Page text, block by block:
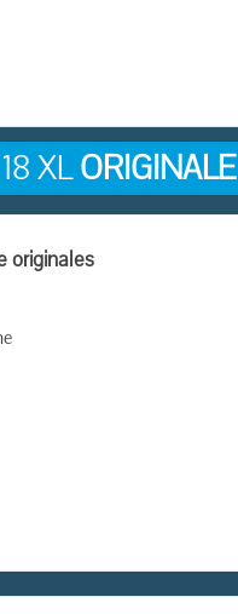
XLORIGINALE
originales